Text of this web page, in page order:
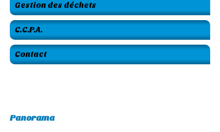
Gestion des déchets
C.C.P.A.
Contact
Panorama